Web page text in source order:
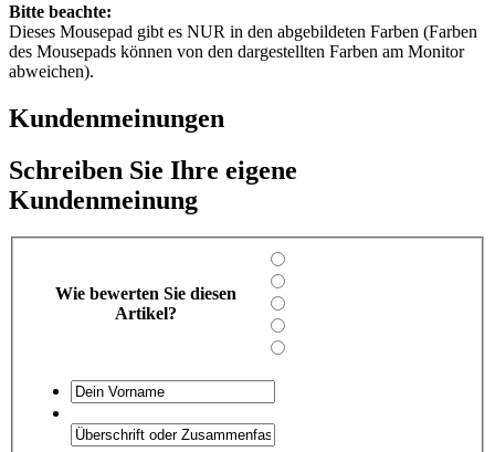
Bitte beachte:
Dieses Mousepad gibt es NUR in den abgebildeten Farben (Farben
des Mousepads können von den dargestellten Farben am Monitor
abweichen).
Kundenmeinungen
Schreiben Sie Ihre eigene
Kundenmeinung
Wie bewerten Sie diesen
Artikel?